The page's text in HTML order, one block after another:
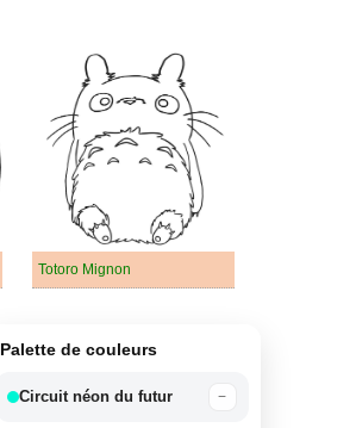
Totoro Mignon
Palette de couleurs
Circuit néon du futur −